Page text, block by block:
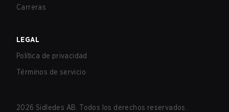
Carreras
LEGAL
Política de privacidad
Términos de servicio
2026 Sidledes AB. Todos los derechos reservados.